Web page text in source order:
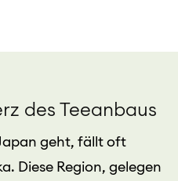
des Teeanbaus
geht, fällt oft
Diese Region, gelegen